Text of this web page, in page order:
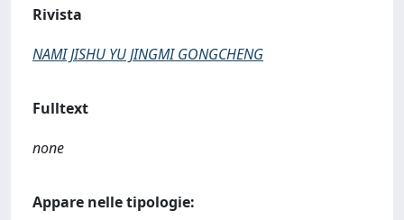
Rivista
NAMI JISHU YU JINGMI GONGCHENG
Fulltext
none
Appare nelle tipologie: